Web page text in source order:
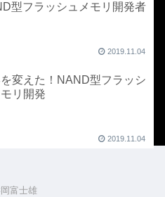
型フラッシュメモリ開発者
2019.11.04
変えた！NAND型フラッシ
モリ開発
2019.11.04
富士雄